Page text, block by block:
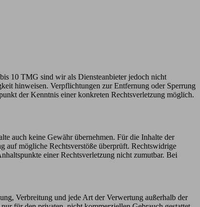
10 TMG sind wir als Diensteanbieter jedoch nicht
hinweisen. Verpflichtungen zur Entfernung oder Sperrung
der Kenntnis einer konkreten Rechtsverletzung möglich.
auch keine Gewähr übernehmen. Für die Inhalte der
auf mögliche Rechtsverstöße überprüft. Rechtswidrige
einer Rechtsverletzung nicht zumutbar. Bei
Verbreitung und jede Art der Verwertung außerhalb der